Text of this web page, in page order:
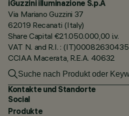
iGuzzini illuminazione S.p.A
Via Mariano Guzzini 37
62019 Recanati (Italy)
Share Capital €21.050.000,00 i.v.
VAT N. and R.I. : (IT)00082630435
CCIAA Macerata, R.E.A. 40632
Kontakte und Standorte
Social
Produkte